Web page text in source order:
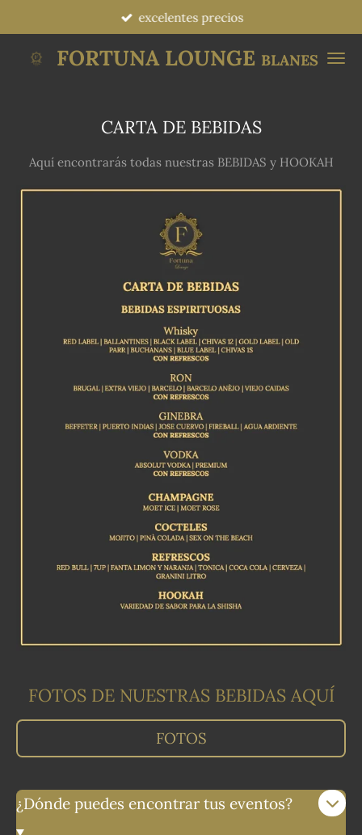
contenidoFORTUNA LOUNGE BLANES
excelentes precios
CARTA DE BEBIDAS
Aquí encontrarás todas nuestras BEBIDAS y HOOKAH
FOTOS DE NUESTRAS BEBIDAS AQUÍ
FOTOS
¿Dónde puedes encontrar tus eventos?